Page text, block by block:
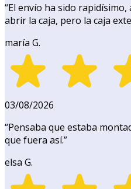
“El envío ha sido
abrir la caja, pero la caja
maría G.
03/08/2026
“Pensaba que estaba
que fuera así.”
elsa G.